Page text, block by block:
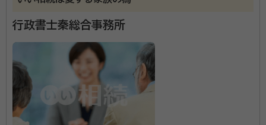
和泉大宮駅 岸和田駅
鶴原駅 井原里駅
羽倉崎駅 吉見ノ里駅 岡田浦駅
尾崎駅 鳥取ノ荘駅
行政書士秦総合事務所